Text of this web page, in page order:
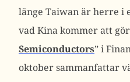
länge Taiwan är herre i
vad Kina kommer att
Semiconductors” i
oktober sammanfattar